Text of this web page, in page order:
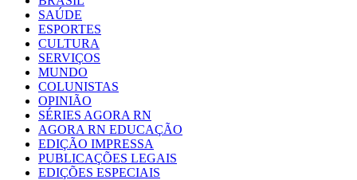
SAÚDE
ESPORTES
CULTURA
SERVIÇOS
MUNDO
COLUNISTAS
OPINIÃO
SÉRIES AGORA RN
AGORA RN EDUCAÇÃO
EDIÇÃO IMPRESSA
PUBLICAÇÕES LEGAIS
EDIÇÕES ESPECIAIS